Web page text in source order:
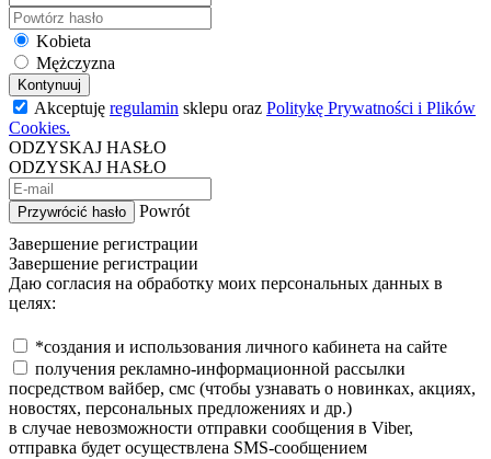
Kobieta
Mężczyzna
Kontynuuj
Akceptuję regulamin sklepu oraz Politykę Prywatności i Plików
Cookies.
ODZYSKAJ HASŁO
ODZYSKAJ HASŁO
Przywrócić hasło
Powrót
Завершение регистрации
Завершение регистрации
Даю согласия на обработку моих персональных данных в
целях:
*создания и использования личного кабинета на сайте
получения рекламно-информационной рассылки
посредством вайбер, смс (чтобы узнавать о новинках, акциях,
новостях, персональных предложениях и др.)
в случае невозможности отправки сообщения в Viber,
отправка будет осуществлена SMS-сообщением